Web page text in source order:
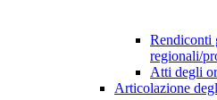
Rendiconti
regionali/
Atti degli
Articolazione